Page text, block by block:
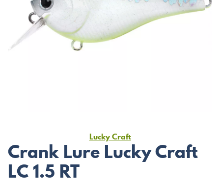
Lucky Craft
Crank Lure Lucky Craft
LC 1.5 RT